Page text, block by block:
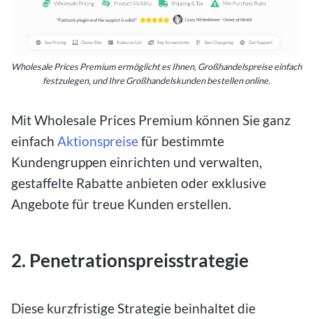
Wholesale Prices Premium ermöglicht es Ihnen, Großhandelspreise einfach
festzulegen, und Ihre Großhandelskunden bestellen online.
Mit Wholesale Prices Premium können Sie ganz
einfach Aktionspreisefür bestimmte
Kundengruppen einrichten und verwalten,
gestaffelte Rabatte anbieten oder exklusive
Angebote für treue Kunden erstellen.
2. Penetrationspreisstrategie
Diese kurzfristige Strategie beinhaltet die